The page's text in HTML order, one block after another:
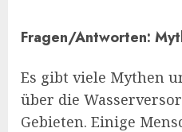
Fragen/Antworten:
Es gibt viele Mythen
über die
Gebieten. Einige